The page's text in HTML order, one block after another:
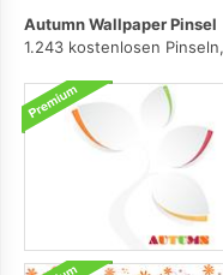
Autumn Wallpaper Pinsel
1.243 kostenlosen